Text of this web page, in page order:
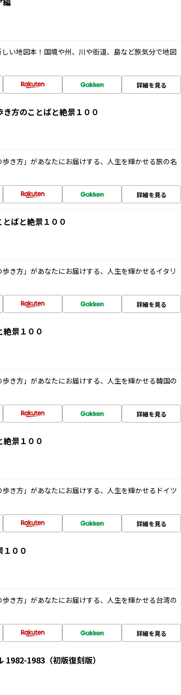
い地図本！国境や州、川や街道、島など旅気分で地図
詳細を見る
方のことばと絶景１００
き方」があなたにお届けする、人生を輝かせる旅の名
詳細を見る
ばと絶景１００
き方」があなたにお届けする、人生を輝かせるイタリ
詳細を見る
景１００
き方」があなたにお届けする、人生を輝かせる韓国の
詳細を見る
景１００
き方」があなたにお届けする、人生を輝かせるドイツ
詳細を見る
００
き方」があなたにお届けする、人生を輝かせる台湾の
詳細を見る
1983（初版復刻版）